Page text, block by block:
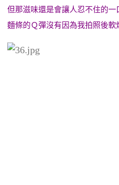
但那滋味還是會讓人忍不住的一
麵條的Ｑ彈沒有因為我拍照後軟